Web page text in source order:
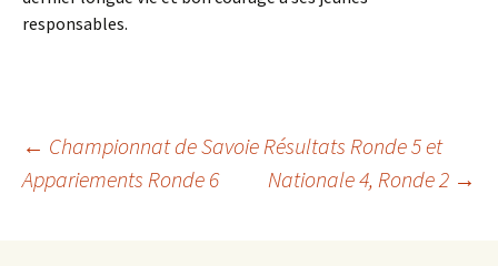
responsables.
Navigation
← Championnat de Savoie Résultats Ronde 5 et
Appariements Ronde 6
Nationale 4, Ronde 2 →